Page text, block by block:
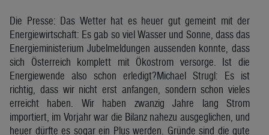
Die Presse: Das Wetter hat es heuer gut gemeint mit der
Energiewirtschaft: Es gab so viel Wasser und Sonne, dass das
Energieministerium Jubelmeldungen aussenden konnte, dass
sich Österreich komplett mit Ökostrom versorge. Ist die
Energiewende also schon erledigt?Michael Strugl: Es ist
richtig, dass wir nicht erst anfangen, sondern schon vieles
erreicht haben. Wir haben zwanzig Jahre lang Strom
importiert, im Vorjahr war die Bilanz nahezu ausgeglichen, und
heuer dürfte es sogar ein Plus werden. Gründe sind die gute